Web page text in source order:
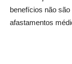
benefícios não
afastamentos